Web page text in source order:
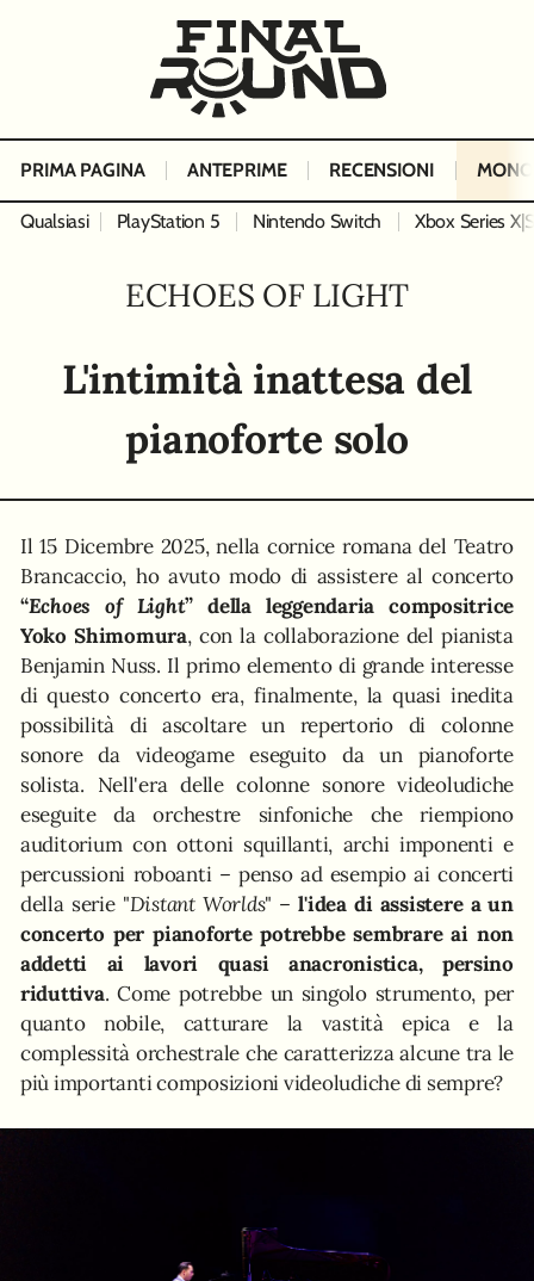
PRIMA PAGINA ANTEPRIME RECENSIONI
Qualsiasi PlayStation 5 Nintendo Switch Xbox Series
ECHOES OF LIGHT
L'intimità inattesa del
pianoforte solo
Il 15 Dicembre 2025, nella cornice romana del Teatro
Brancaccio, ho avuto modo di assistere al concerto
“Echoes of Light” della leggendaria compositrice
Yoko Shimomura, con la collaborazione del pianista
Benjamin Nuss. Il primo elemento di grande interesse
di questo concerto era, finalmente, la quasi inedita
possibilità di ascoltare un repertorio di colonne
sonore da videogame eseguito da un pianoforte
solista. Nell'era delle colonne sonore videoludiche
eseguite da orchestre sinfoniche che riempiono
auditorium con ottoni squillanti, archi imponenti e
percussioni roboanti – penso ad esempio ai concerti
della serie "Distant Worlds" –l'idea di assistere a un
concerto per pianoforte potrebbe sembrare ai non
addetti ai lavori quasi anacronistica, persino
riduttiva. Come potrebbe un singolo strumento, per
quanto nobile, catturare la vastità epica e la
complessità orchestrale che caratterizza alcune tra le
più importanti composizioni videoludiche di sempre?